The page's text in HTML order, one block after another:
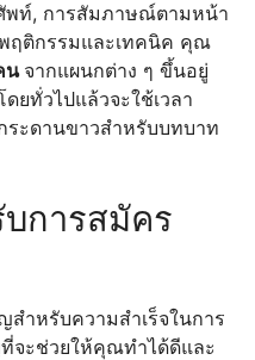
พท์, การสัมภาษณ์ตามหน้า
พฤติกรรมและเทคนิค คุณ
น จากแผนกต่าง ๆ ขึ้นอยู่
ยทั่วไปแล้วจะใช้เวลา
ะดานขาวสำหรับบทบาท
การสมัคร
สำหรับความสำเร็จในการ
ะช่วยให้คุณทำได้ดีและ